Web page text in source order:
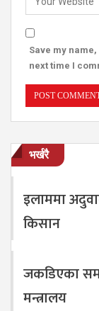
Save my
next time I
भर्खरै
इलाममा
किसान
जकडिएका
मन्त्रालय